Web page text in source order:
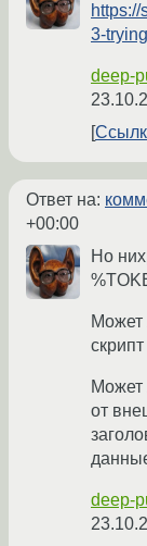
3-
deep-
Ответ на:
+00:00
Но
Может
Может
от
deep-